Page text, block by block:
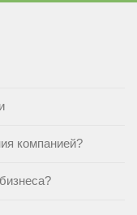
компанией?